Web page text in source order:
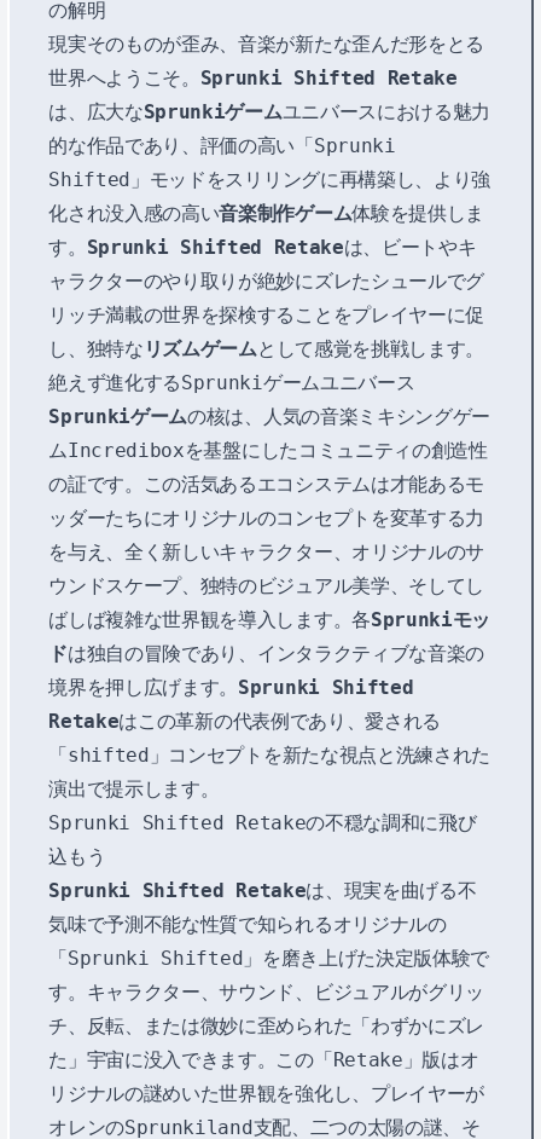
の解明
現実そのものが歪み、音楽が新たな歪んだ形をとる
世界へようこそ。 Sprunki Shifted Retake
は、広大なSprunkiゲームユニバースにおける魅力
的な作品であり、評価の高い「Sprunki
Shifted」モッドをスリリングに再構築し、より強
化され没入感の高い音楽制作ゲーム体験を提供しま
す。 Sprunki Shifted Retakeは、ビートやキ
ャラクターのやり取りが絶妙にズレたシュールでグ
リッチ満載の世界を探検することをプレイヤーに促
し、独特な リズムゲームとして感覚を挑戦します。
絶えず進化するSprunkiゲームユニバース
Sprunkiゲームの核は、人気の音楽ミキシングゲー
ムIncrediboxを基盤にしたコミュニティの創造性
の証です。この活気あるエコシステムは才能あるモ
ッダーたちにオリジナルのコンセプトを変革する力
を与え、全く新しいキャラクター、オリジナルのサ
ウンドスケープ、独特のビジュアル美学、そしてし
ばしば複雑な世界観を導入します。各Sprunkiモッ
ドは独自の冒険であり、インタラクティブな音楽の
境界を押し広げます。 Sprunki Shifted
Retakeはこの革新の代表例であり、愛される
「shifted」コンセプトを新たな視点と洗練された
演出で提示します。
Sprunki Shifted Retakeの不穏な調和に飛び
込もう
Sprunki Shifted Retakeは、現実を曲げる不
気味で予測不能な性質で知られるオリジナルの
「Sprunki Shifted」を磨き上げた決定版体験で
す。キャラクター、サウンド、ビジュアルがグリッ
チ、反転、または微妙に歪められた「わずかにズレ
た」宇宙に没入できます。この「Retake」版はオ
リジナルの謎めいた世界観を強化し、プレイヤーが
オレンのSprunkiland支配、二つの太陽の謎、そ